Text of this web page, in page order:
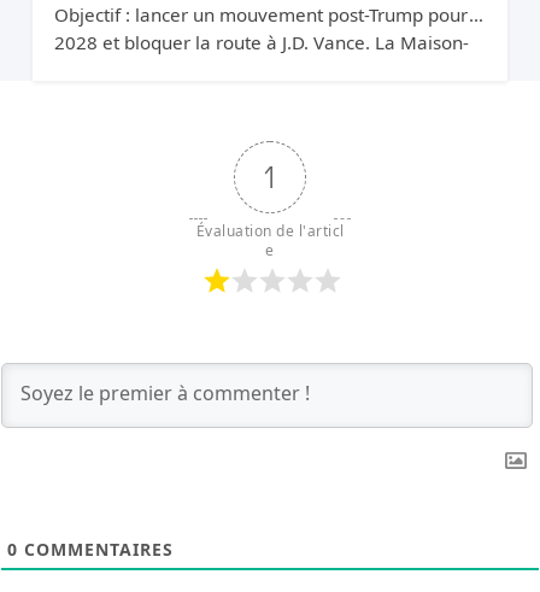
Objectif : lancer un mouvement post-Trump pour
2028 et bloquer la route à J.D. Vance. La Maison-
1
Évaluation de l'articl
e
0 COMMENTAIRES